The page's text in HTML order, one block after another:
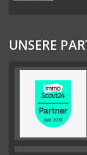
UNSERE